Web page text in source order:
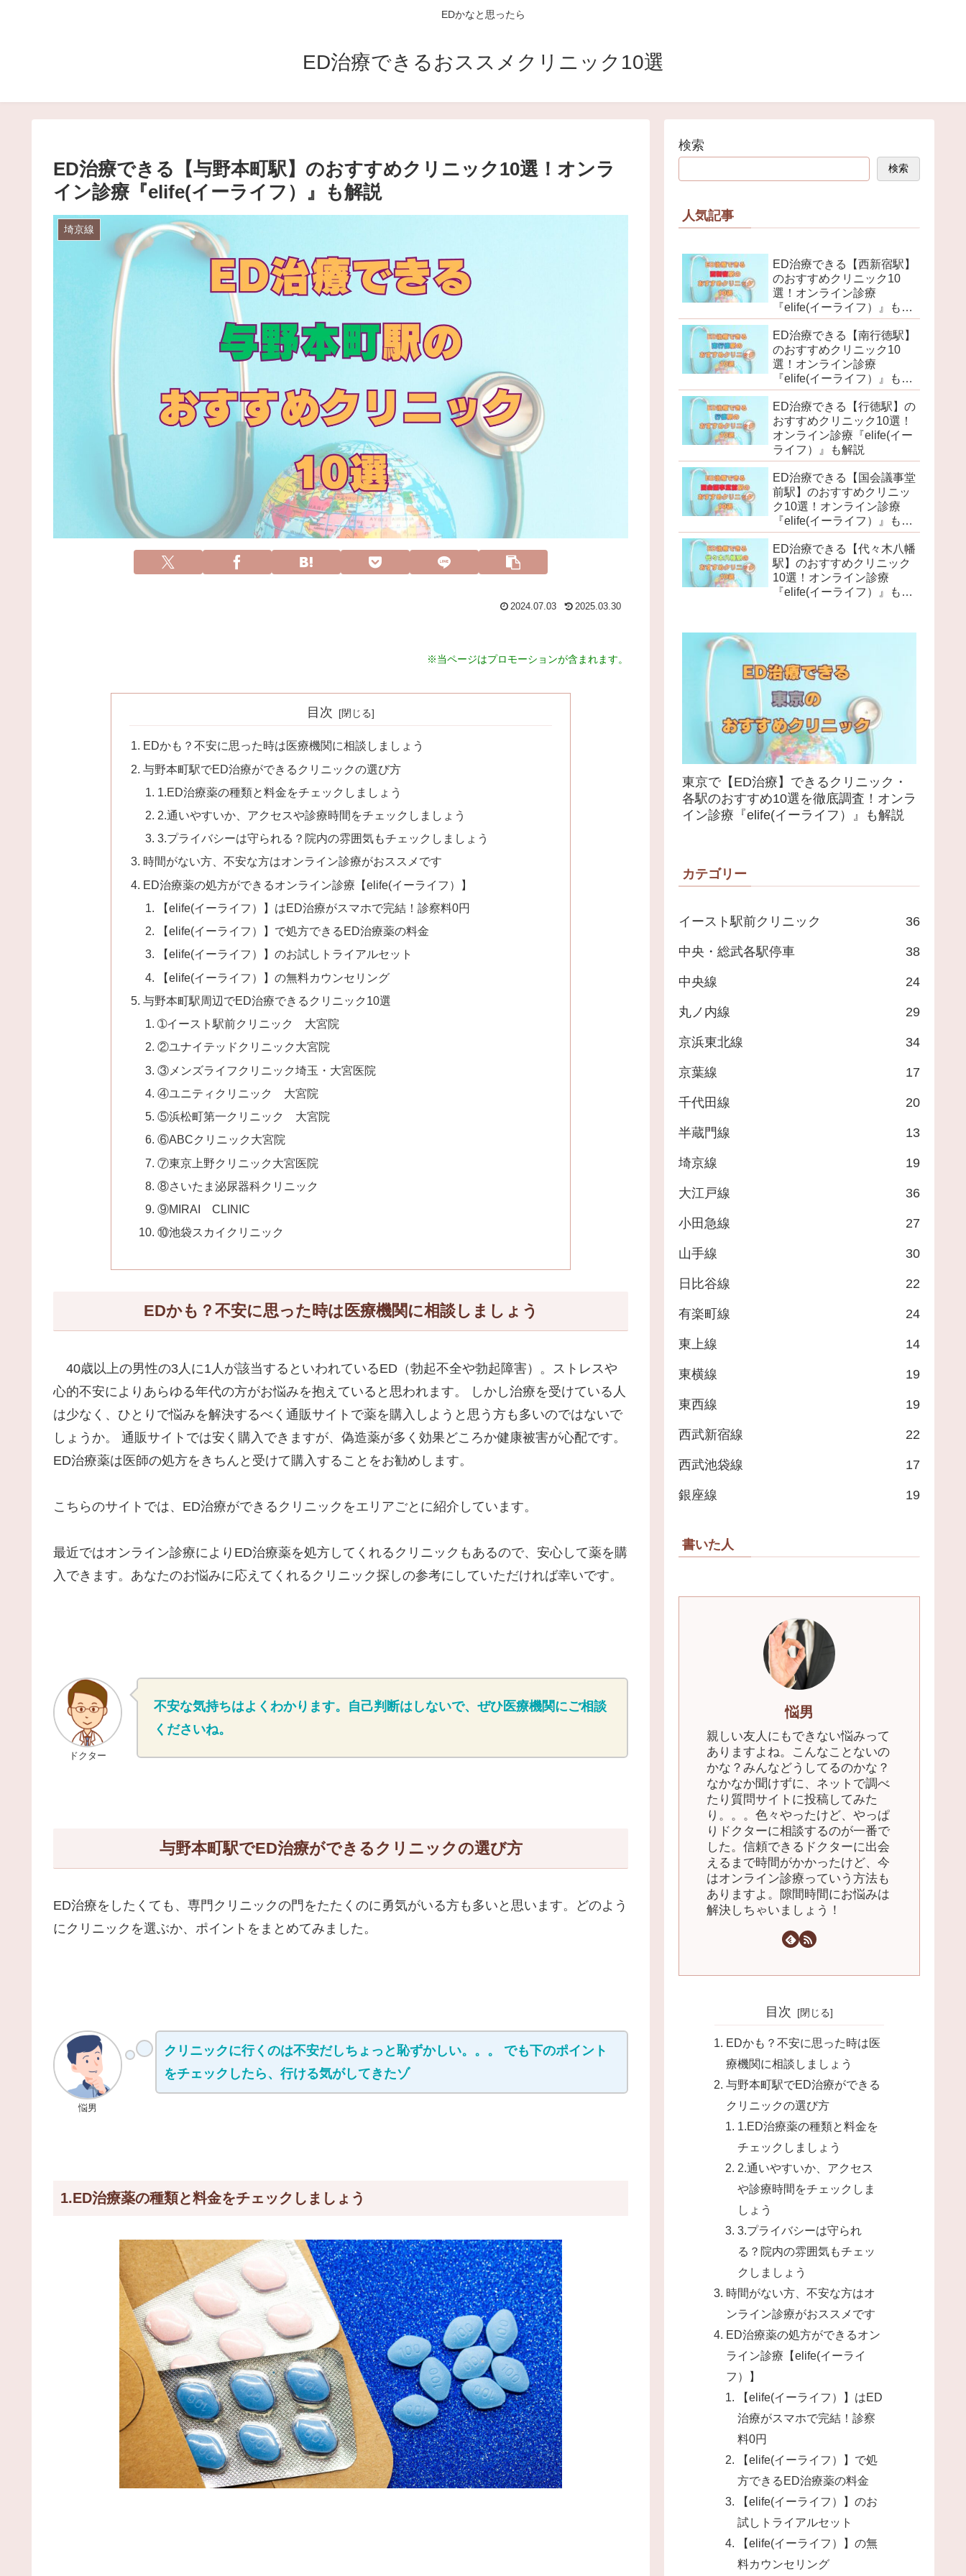
EDかなと思ったら
ED治療できるおススメクリニック10選
ED治療できる【与野本町駅】のおすすめクリニック10選！オンラ
イン診療『elife(イーライフ）』も解説
埼京線
2024.07.03 2025.03.30
※当ページはプロモーションが含まれます。
目次
EDかも？不安に思った時は医療機関に相談しましょう
与野本町駅でED治療ができるクリニックの選び方
1.ED治療薬の種類と料金をチェックしましょう
2.通いやすいか、アクセスや診療時間をチェックしましょう
3.プライバシーは守られる？院内の雰囲気もチェックしましょう
時間がない方、不安な方はオンライン診療がおススメです
ED治療薬の処方ができるオンライン診療【elife(イーライフ）】
【elife(イーライフ）】はED治療がスマホで完結！診察料0円
【elife(イーライフ）】で処方できるED治療薬の料金
【elife(イーライフ）】のお試しトライアルセット
【elife(イーライフ）】の無料カウンセリング
与野本町駅周辺でED治療できるクリニック10選
➀イースト駅前クリニック 大宮院
②ユナイテッドクリニック大宮院
③メンズライフクリニック埼玉・大宮医院
④ユニティクリニック 大宮院
⑤浜松町第一クリニック 大宮院
⑥ABCクリニック大宮院
⑦東京上野クリニック大宮医院
⑧さいたま泌尿器科クリニック
⑨MIRAI CLINIC
⑩池袋スカイクリニック
EDかも？不安に思った時は医療機関に相談しましょう
40歳以上の男性の3人に1人が該当するといわれているED（勃起不全や勃起障害）。ストレスや
心的不安によりあらゆる年代の方がお悩みを抱えていると思われます。 しかし治療を受けている人
は少なく、ひとりで悩みを解決するべく通販サイトで薬を購入しようと思う方も多いのではないで
しょうか。 通販サイトでは安く購入できますが、偽造薬が多く効果どころか健康被害が心配です。
ED治療薬は医師の処方をきちんと受けて購入することをお勧めします。
こちらのサイトでは、ED治療ができるクリニックをエリアごとに紹介しています。
最近ではオンライン診療によりED治療薬を処方してくれるクリニックもあるので、安心して薬を購
入できます。あなたのお悩みに応えてくれるクリニック探しの参考にしていただければ幸いです。
ドクター
不安な気持ちはよくわかります。自己判断はしないで、ぜひ医療機関にご相談
くださいね。
与野本町駅でED治療ができるクリニックの選び方
ED治療をしたくても、専門クリニックの門をたたくのに勇気がいる方も多いと思います。どのよう
にクリニックを選ぶか、ポイントをまとめてみました。
悩男
クリニックに行くのは不安だしちょっと恥ずかしい。。。 でも下のポイント
をチェックしたら、行ける気がしてきたゾ
1.ED治療薬の種類と料金をチェックしましょう
検索
検索
人気記事
ED治療できる【西新宿駅】
のおすすめクリニック10
選！オンライン診療
『elife(イーライフ）』も解
説
ED治療できる【南行徳駅】
のおすすめクリニック10
選！オンライン診療
『elife(イーライフ）』も解
説
ED治療できる【行徳駅】の
おすすめクリニック10選！
オンライン診療『elife(イー
ライフ）』も解説
ED治療できる【国会議事堂
前駅】のおすすめクリニッ
ク10選！オンライン診療
『elife(イーライフ）』も解
説
ED治療できる【代々木八幡
駅】のおすすめクリニック
10選！オンライン診療
『elife(イーライフ）』も解
東京で【ED治療】できるクリニック・
各駅のおすすめ10選を徹底調査！オンラ
イン診療『elife(イーライフ）』も解説
カテゴリー
イースト駅前クリニック 36
中央・総武各駅停車 38
中央線 24
丸ノ内線 29
京浜東北線 34
京葉線 17
千代田線 20
半蔵門線 13
埼京線 19
大江戸線 36
小田急線 27
山手線 30
日比谷線 22
有楽町線 24
東上線 14
東横線 19
東西線 19
西武新宿線 22
西武池袋線 17
銀座線 19
書いた人
悩男
親しい友人にもできない悩みって
ありますよね。こんなことないの
かな？みんなどうしてるのかな？
なかなか聞けずに、ネットで調べ
たり質問サイトに投稿してみた
り。。。色々やったけど、やっぱ
りドクターに相談するのが一番で
した。信頼できるドクターに出会
えるまで時間がかかったけど、今
はオンライン診療っていう方法も
ありますよ。隙間時間にお悩みは
解決しちゃいましょう！
目次
EDかも？不安に思った時は医
療機関に相談しましょう
与野本町駅でED治療ができる
クリニックの選び方
1.ED治療薬の種類と料金を
チェックしましょう
2.通いやすいか、アクセス
や診療時間をチェックしま
しょう
3.プライバシーは守られ
る？院内の雰囲気もチェッ
クしましょう
時間がない方、不安な方はオ
ンライン診療がおススメです
ED治療薬の処方ができるオン
ライン診療【elife(イーライ
フ）】
【elife(イーライフ）】はED
治療がスマホで完結！診察
料0円
【elife(イーライフ）】で処
方できるED治療薬の料金
【elife(イーライフ）】のお
試しトライアルセット
【elife(イーライフ）】の無
料カウンセリング